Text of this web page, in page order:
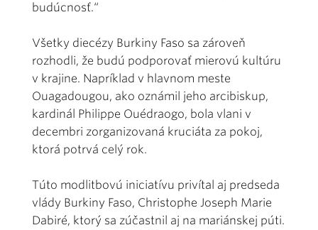
budúcnosť.“
Všetky diecézy Burkiny Faso sa zároveň
rozhodli, že budú podporovať mierovú kultúru
v krajine. Napríklad v hlavnom meste
Ouagadougou, ako oznámil jeho arcibiskup,
kardinál Philippe Ouédraogo, bola vlani v
decembri zorganizovaná kruciáta za pokoj,
ktorá potrvá celý rok.
Túto modlitbovú iniciatívu privítal aj predseda
vlády Burkiny Faso, Christophe Joseph Marie
Dabiré, ktorý sa zúčastnil aj na mariánskej púti.